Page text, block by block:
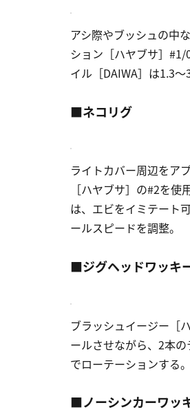
アシ際やブッシュの中
ション［ハヤブサ］
イル［DAIWA］は1.3
■ネコリグ
ライトカバー周辺をア
［ハヤブサ］の#2を
は、エビをイミテート
ールスピードを調整。
■ジグヘッドワッキ
ブラッシュイージー［
ールさせながら、2本
でローテーションする。
■ノーシンカーワッ